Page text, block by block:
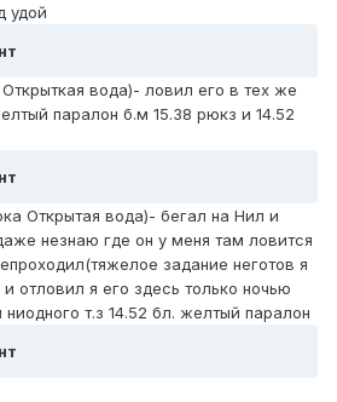
удой
вода)- ловил его в тех же
паралон б.м 15.38 рюкз и 14.52
Открытая вода)- бегал на Нил и
незнаю где он у меня там ловится
задание неготов я
отловил я его здесь только ночью
т.з 14.52 бл. желтый паралон